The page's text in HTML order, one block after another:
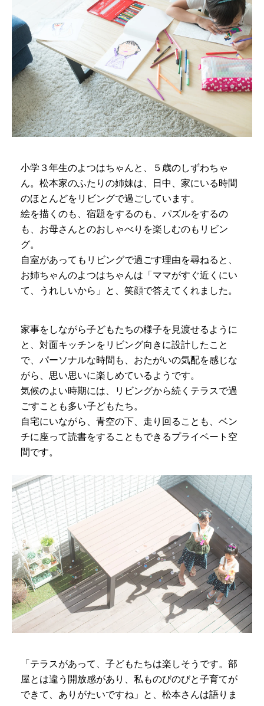
小学３年生のよつはちゃんと、５歳のしずわちゃ
ん。松本家のふたりの姉妹は、日中、家にいる時間
のほとんどをリビングで過ごしています。
絵を描くのも、宿題をするのも、パズルをするの
も、お母さんとのおしゃべりを楽しむのもリビン
グ。
自室があってもリビングで過ごす理由を尋ねると、
お姉ちゃんのよつはちゃんは「ママがすぐ近くにい
て、うれしいから」と、笑顔で答えてくれました。
家事をしながら子どもたちの様子を見渡せるように
と、対面キッチンをリビング向きに設計したこと
で、パーソナルな時間も、おたがいの気配を感じな
がら、思い思いに楽しめているようです。
気候のよい時期には、リビングから続くテラスで過
ごすことも多い子どもたち。
自宅にいながら、青空の下、走り回ることも、ベン
チに座って読書をすることもできるプライベート空
間です。
「テラスがあって、子どもたちは楽しそうです。部
屋とは違う開放感があり、私ものびのびと子育てが
できて、ありがたいですね」と、松本さんは語りま